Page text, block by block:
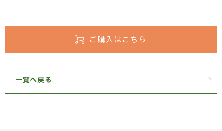
ご購入はこちら
一覧へ戻る